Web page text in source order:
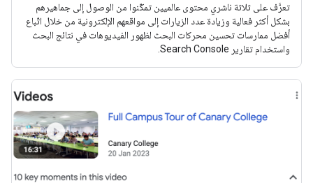
تعرَّف على ثلاثة ناشري محتوى عالميين تمكّنوا من الوصول إلى جماهيرهم
بشكل أكثر فعالية وزيادة عدد الزيارات إلى مواقعهم الإلكترونية من خلال اتّباع
أفضل ممارسات تحسين محركات البحث لظهور الفيديوهات في نتائج البحث
واستخدام تقارير Search Console.